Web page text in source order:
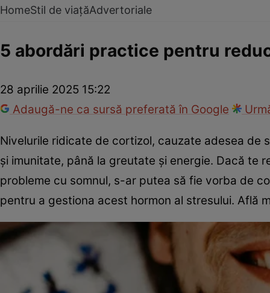
HomeStil de viațăAdvertoriale
5 abordări practice pentru
28 aprilie 2025 15:22
Adaugă-ne ca sursă preferată în Google
Nivelurile ridicate de cortizol, cauzate adesea de
și imunitate, până la greutate și energie. Dacă te
probleme cu somnul, s-ar putea să fie vorba de
pentru a gestiona acest hormon al stresului. Află